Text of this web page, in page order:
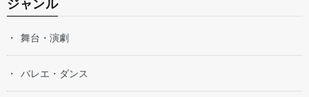
ジャンル
舞台・演劇
バレエ・ダンス